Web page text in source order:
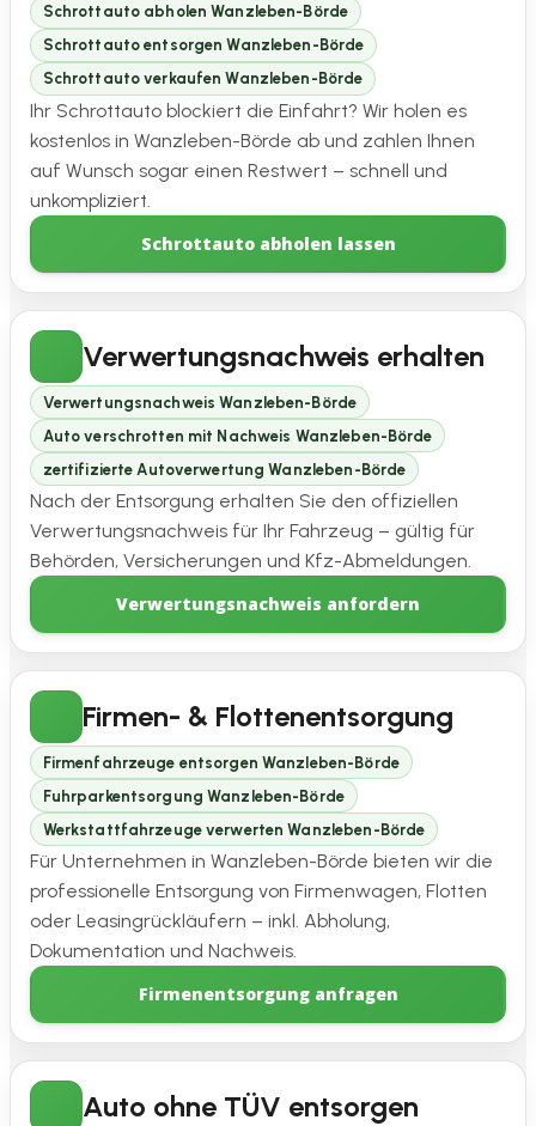
Schrottauto abholen Wanzleben-Börde
Schrottauto entsorgen Wanzleben-Börde
Schrottauto verkaufen Wanzleben-Börde
Ihr Schrottauto blockiert die Einfahrt? Wir holen es
kostenlos in Wanzleben-Börde ab und zahlen Ihnen
auf Wunsch sogar einen Restwert – schnell und
unkompliziert.
Schrottauto abholen lassen
Verwertungsnachweis erhalten
Verwertungsnachweis Wanzleben-Börde
Auto verschrotten mit Nachweis Wanzleben-Börde
zertifizierte Autoverwertung Wanzleben-Börde
Nach der Entsorgung erhalten Sie den offiziellen
Verwertungsnachweis für Ihr Fahrzeug – gültig für
Behörden, Versicherungen und Kfz-Abmeldungen.
Verwertungsnachweis anfordern
Firmen- & Flottenentsorgung
Firmenfahrzeuge entsorgen Wanzleben-Börde
Fuhrparkentsorgung Wanzleben-Börde
Werkstattfahrzeuge verwerten Wanzleben-Börde
Für Unternehmen in Wanzleben-Börde bieten wir die
professionelle Entsorgung von Firmenwagen, Flotten
oder Leasingrückläufern – inkl. Abholung,
Dokumentation und Nachweis.
Firmenentsorgung anfragen
Auto ohne TÜV entsorgen